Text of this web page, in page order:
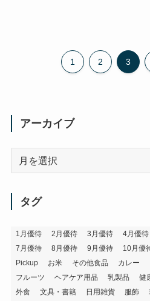
1 2 3
アーカイブ
タグ
1月優待 2月優待 3月優待 4月優待
7月優待
8月優待 9月優待 10月優
Pickup
お米 その他食品 カレー
フルーツ
ヘアケア用品 乳製品 健
外食
文具・書籍 日用雑貨 服飾